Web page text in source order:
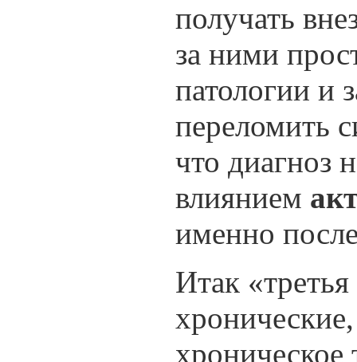
получать
за ними
патологии и
переломить
что диагноз
влиянием
именно
Итак
хроническое